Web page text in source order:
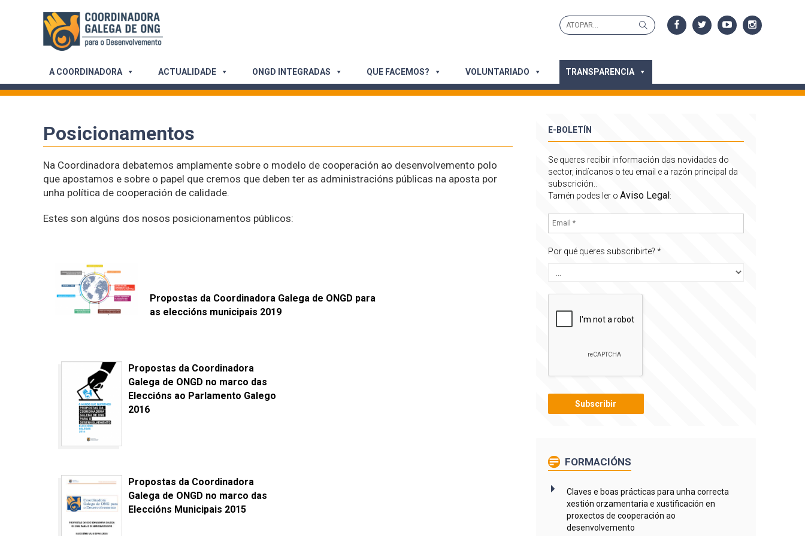
Search
for:
Search
A COORDINADORA ACTUALIDADE ONGD INTEGRADAS QUE FACEMOS? VOLUNTARIADO TRANSPARENCIA
Posicionamentos
Na Coordinadora debatemos amplamente sobre o modelo de cooperación ao desenvolvemento polo
que apostamos e sobre o papel que cremos que deben ter as administracións públicas na aposta por
unha política de cooperación de calidade.
Estes son algúns dos nosos posicionamentos públicos:
Propostas da Coordinadora Galega de ONGD para
as eleccións municipais 2019
Propostas da Coordinadora
Galega de ONGD no marco das
Eleccións ao Parlamento Galego
2016
Propostas da Coordinadora
Galega de ONGD no marco das
Eleccións Municipais 2015
E-BOLETÍN
Se queres recibir información das novidades do
sector, indícanos o teu email e a razón principal da
subscrición..
Tamén podes ler o Aviso Legal:
Por qué queres subscribirte? *
FORMACIÓNS
Claves e boas prácticas para unha correcta
xestión orzamentaria e xustificación en
proxectos de cooperación ao
desenvolvemento